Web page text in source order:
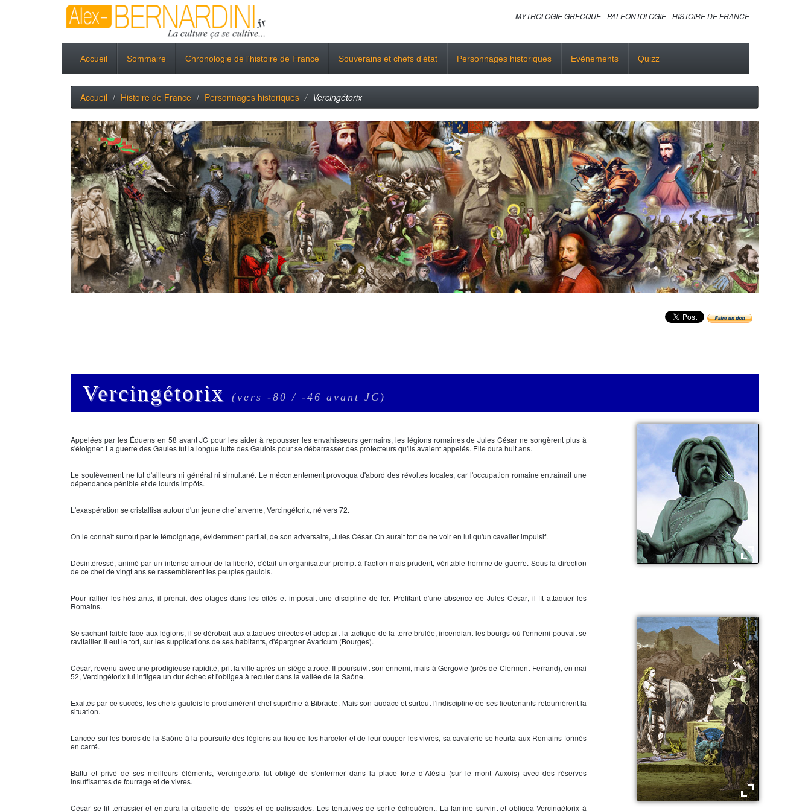
MYTHOLOGIE GRECQUE - PALEONTOLOGIE - HISTOIRE DE FRANCE
Accueil Sommaire Chronologie de l'histoire de France Souverains et chefs d'état Personnages historiques Evènements Quizz
Accueil Histoire de France Personnages historiques Vercingétorix
Vercingétorix (vers -80 / -46 avant JC)
Appelées par les Éduensen 58 avant JC pour les aider à repousser les envahisseurs germains, les légions romaines deJules César ne songèrent plus à
s'éloigner. La guerre des Gaulesfut la longue lutte des Gaulois pour se débarrasser des protecteurs qu'ils avaient appelés. Elle dura huit ans.
Le soulèvement ne fut d'ailleurs ni général ni simultané. Le mécontentement provoqua d'abord des révoltes locales, car l'occupation romaine entraînait une
dépendance pénible et de lourds impôts.
L'exaspération se cristallisa autour d'un jeune chef arverne, Vercingétorix, né vers 72.
On le connaît surtout par le témoignage, évidemment partial, de son adversaire, Jules César. On aurait tort de ne voir en lui qu'un cavalier impulsif.
Désintéressé, animé par un intense amour de la liberté, c'était un organisateur prompt à l'action mais prudent, véritable homme de guerre. Sous la direction
de ce chef de vingt ans se rassemblèrent les peuples gaulois.
Pour rallier les hésitants, il prenait des otages dans les cités et imposait une discipline de fer. Profitant d'une absence de Jules César, il fit attaquer les
Romains.
Se sachant faible face aux légions, il se dérobait aux attaques directes et adoptait la tactique de la terre brûlée, incendiant les bourgs où l'ennemi pouvait se
ravitailler. Il eut le tort, sur les supplications de ses habitants, d'épargnerAvaricum (Bourges).
César, revenu avec une prodigieuse rapidité, prit la ville après un siège atroce. II poursuivit son ennemi, mais à Gergovie (près de Clermont-Ferrand), en mai
52, Vercingétorixlui infligea un dur échec et l'obligea à reculer dans la vallée de la Saône.
Exaltés par ce succès, les chefs gaulois le proclamèrent chef suprême à Bibracte. Mais son audace et surtout l'indiscipline de ses lieutenants retournèrent la
situation.
Lancée sur les bords de la Saône à la poursuite des légions au lieu de les harceler et de leur couper les vivres, sa cavalerie se heurta aux Romains formés
en carré.
Battu et privé de ses meilleurs éléments, Vercingétorix fut obligé de s'enfermer dans la place forte d’Alésia (sur le mont Auxois) avec des réserves
insuffisantes de fourrage et de vivres.
César se fit terrassier et entoura la citadelle de fossés et de palissades. Les tentatives de sortie échouèrent. La famine survint et obligeaVercingétorix à